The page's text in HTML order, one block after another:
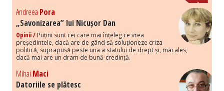
Andreea Pora
„Savonizarea” lui Nicușor Dan
Opinii / Puțini sunt cei care mai înțeleg ce vrea
președintele, dacă are de gând să soluționeze criza
politică, suprapusă peste una a statului de drept și, mai ales,
dacă mai are un dram de bună-credință.
Mihai Maci
Datoriile se plătesc